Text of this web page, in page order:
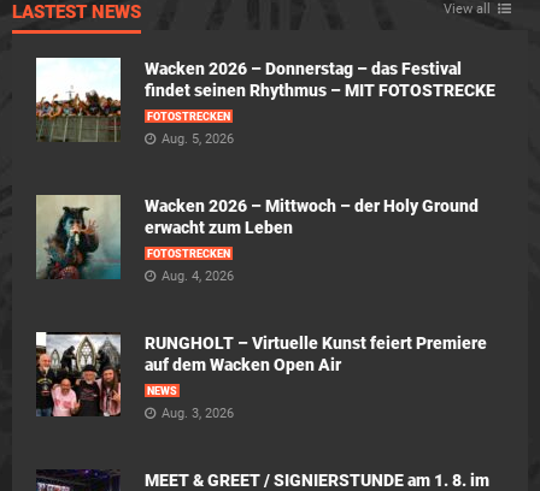
LASTEST NEWS View all
Wacken 2026 – Donnerstag – das Festival
findet seinen Rhythmus – MIT FOTOSTRECKE
FOTOSTRECKEN
Aug. 5, 2026
Wacken 2026 – Mittwoch – der Holy Ground
erwacht zum Leben
FOTOSTRECKEN
Aug. 4, 2026
RUNGHOLT – Virtuelle Kunst feiert Premiere
auf dem Wacken Open Air
NEWS
Aug. 3, 2026
MEET & GREET / SIGNIERSTUNDE am 1. 8. im